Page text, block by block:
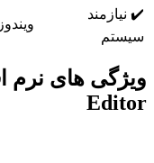
✔️ نیازمند
سیستم
ویندوز 7 به بالا
Editor